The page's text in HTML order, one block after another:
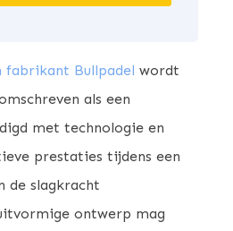
fabrikant Bullpadel wordt
als een
met technologie en
prestaties tijdens een
de slagkracht
ontwerp mag